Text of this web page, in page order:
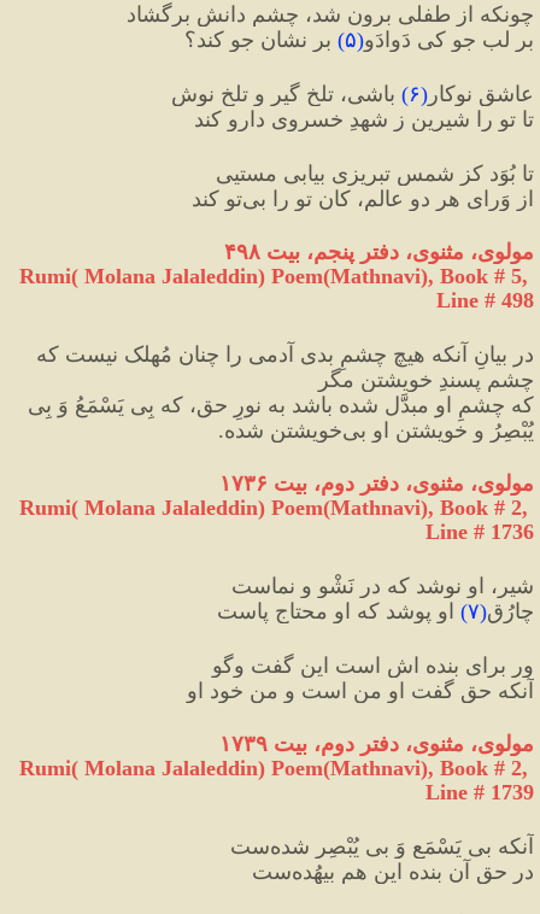
چونکه از طفلی برون شد، چشمِ دانش برگشاد
بر لبِ جو کی دَوادَو(۵) بر نشانِ جو کند؟
عاشقِ نوکار (۶) باشی، تلخ گیر و تلخ نوش
تا تو را شیرین ز شهدِ خسروی دارو کند
تا بُوَد کز شمسِ تبریزی بیابی مستیی
از وَرایِ هر دو عالم، کان تو را بی‌تو کند
مولوی، مثنوی، دفتر پنجم، بیت ۴۹۸
Rumi( Molana Jalaleddin) Poem(Mathnavi), Book # 5,
Line # 498
چشمِ پسندِ خویشتن مگر
یُبْصِرُ و خویشتنِ او بی‌خویشتن شده.
مولوی، مثنوی، دفتر دوم، بیت ۱۷۳۶
Rumi( Molana Jalaleddin) Poem(Mathnavi), Book # 2,
Line # 1736
شیر، او نوشد که در نَشْو و نماست
چارُق(۷) او پوشد که او محتاجِ پاست
ور برای بنده اش است این گفت وگو
آنکه حق گفت او من است و من خود او
مولوی، مثنوی، دفتر دوم، بیت ۱۷۳۹
Rumi( Molana Jalaleddin) Poem(Mathnavi), Book # 2,
Line # 1739
آنکه بی یَسْمَع وَ بی یُبْصِر شده‌ست
در حقِ آن بنده این هم بیهُده‌ست